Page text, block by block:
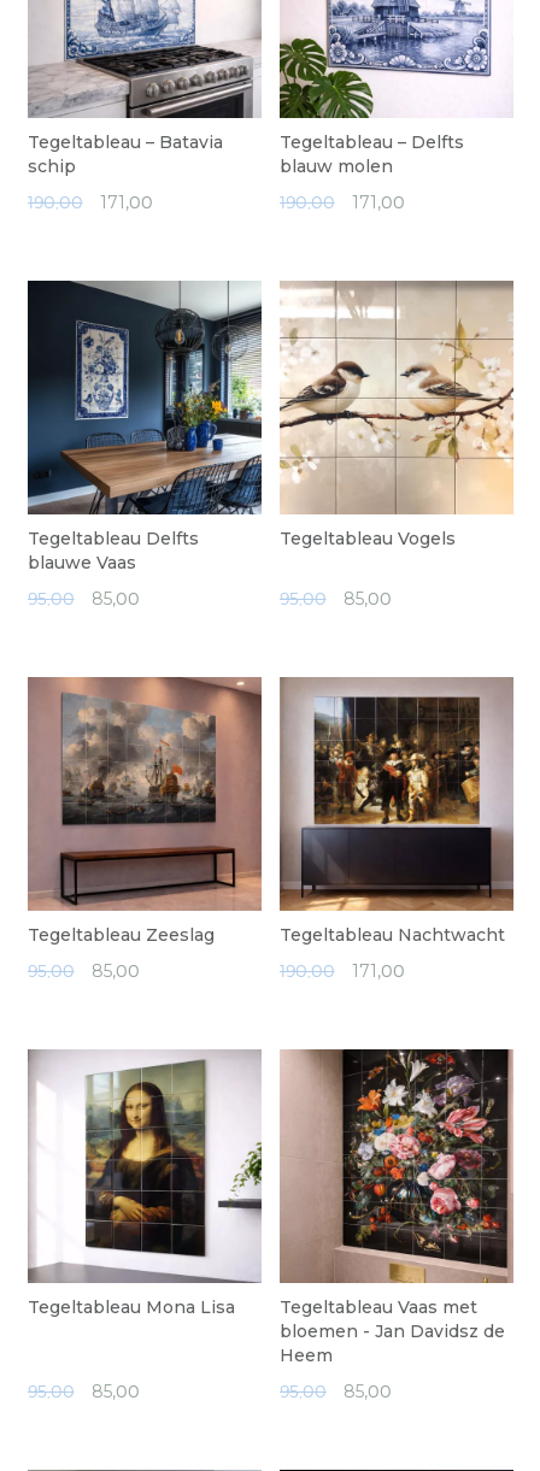
Tegeltableau – Batavia
schip
190,00 171,00
Tegeltableau – Delfts
blauw molen
190,00 171,00
Tegeltableau Delfts
blauwe Vaas
95,00 85,00
Tegeltableau Vogels
95,00 85,00
Tegeltableau Zeeslag
95,00 85,00
Tegeltableau Nachtwacht
190,00 171,00
Tegeltableau Mona Lisa
95,00 85,00
Tegeltableau Vaas met
bloemen - Jan Davidsz de
Heem
95,00 85,00